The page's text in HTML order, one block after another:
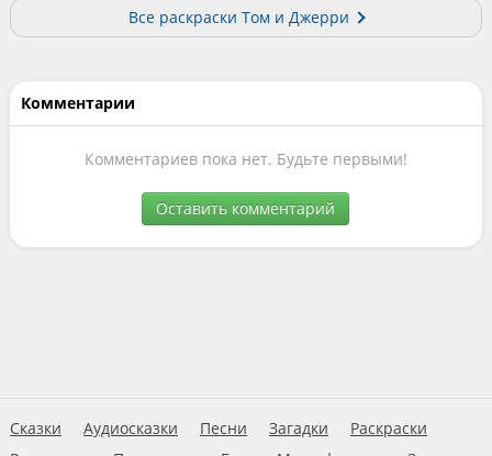
Все раскраски Том и Джерри
Комментарии
Комментариев пока нет. Будьте первыми!
Оставить комментарий
Сказки Аудиосказки Песни Загадки
Раскраски